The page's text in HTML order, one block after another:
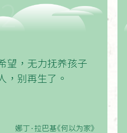
望，无力抚养孩子
，别再生了。
娜丁·拉巴基《何以为家》